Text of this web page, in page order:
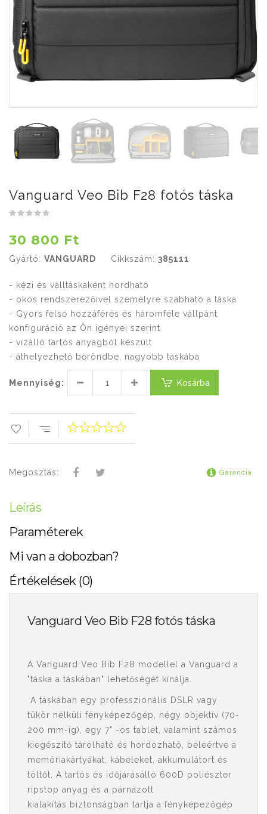
Vanguard Veo Bib F28 fotós táska
30 800 Ft
Gyártó: VANGUARD Cikkszám: 385111
- kézi és válltáskaként hordható
- okos rendszerezőivel személyre szabható a táska
- Gyors felső hozzáférés és háromféle vállpánt
konfiguráció az Ön igényei szerint
- vízálló tartós anyagból készült
- áthelyezhető bőröndbe, nagyobb táskába
Mennyiség: Kosárba
Megosztás: Garancia
Leírás
Paraméterek
Mi van a dobozban?
Értékelések (0)
Vanguard Veo Bib F28 fotós táska
A Vanguard Veo Bib F28 modellel a Vanguard a
"táska a táskában" lehetőségét kínálja.
A táskában egy professzionális DSLR vagy
tükör nélküli fényképezőgép, négy objektív (70-
200 mm-ig), egy 7" -os tablet, valamint számos
kiegészítő tárolható és hordozható, beleértve a
memóriakártyákat, kábeleket, akkumulátort és
töltőt. A tartós és időjárásálló 600D poliészter
ripstop anyag és a párnázott
kialakítás biztonságban tartja a fényképezőgép